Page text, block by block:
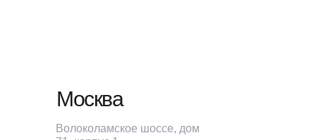
Москва
Волоколамское шоссе, дом